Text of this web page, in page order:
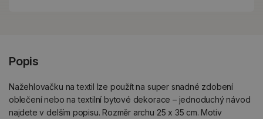
Popis
Nažehlovačku na textil lze použít na super snadné zdobení
oblečení nebo na textilní bytové dekorace – jednoduchý návod
najdete v delším popisu. Rozměr archu 25 x 35 cm. Motiv